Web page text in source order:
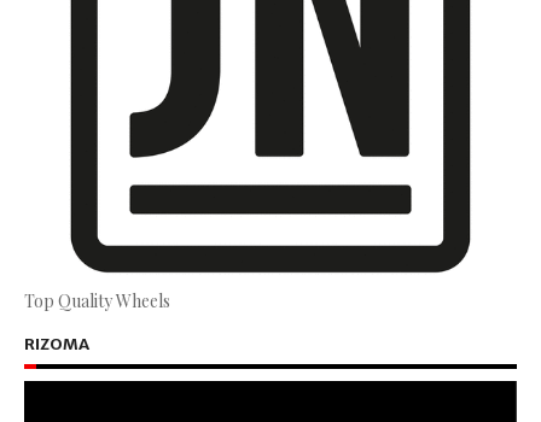
Top Quality Wheels
RIZOMA